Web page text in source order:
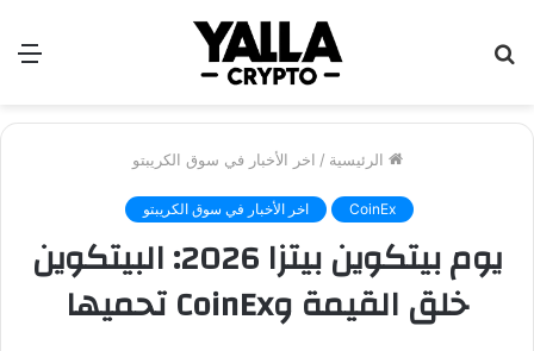
الرئيسية / اخر الأخبار في سوق الكريبتو
CoinEx اخر الأخبار في سوق الكريبتو
يوم بيتكوين بيتزا 2026: البيتكوين
خلق القيمة وCoinEx تحميها